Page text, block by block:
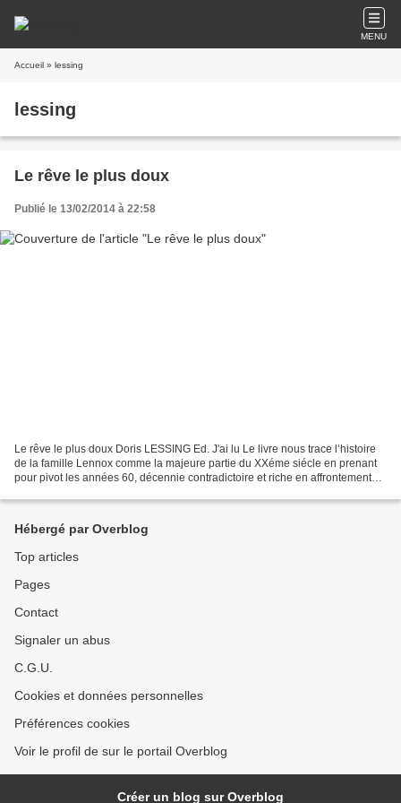
MENU
Accueil » lessing
lessing
Le rêve le plus doux
Publié le 13/02/2014 à 22:58
Le rêve le plus doux Doris LESSING Ed. J'ai lu Le livre nous trace l’histoire
de la famille Lennox comme la majeure partie du XXéme siécle en prenant
pour pivot les années 60, décennie contradictoire et riche en affrontements.
Hébergé par Overblog
Top articles
Pages
Contact
Signaler un abus
C.G.U.
Cookies et données personnelles
Préférences cookies
Voir le profil de sur le portail Overblog
Créer un blog sur Overblog